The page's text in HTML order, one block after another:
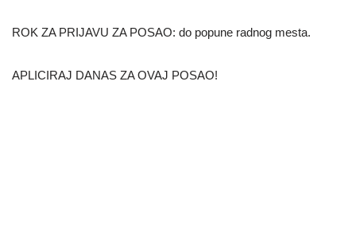
ROK ZA PRIJAVU ZA POSAO: do popune radnog mesta.
APLICIRAJ DANAS ZA OVAJ POSAO!